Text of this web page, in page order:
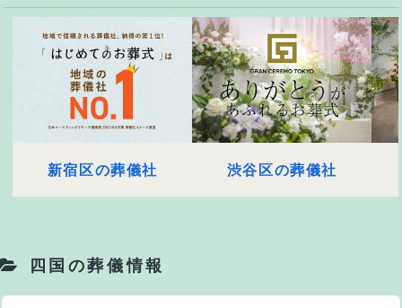
新宿区の葬儀社 渋谷区の葬儀社
四国の葬儀情報